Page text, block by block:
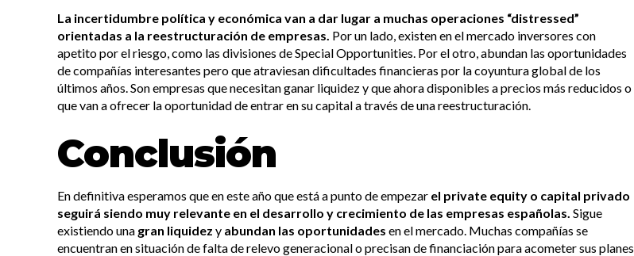
La incertidumbre política y económica van a dar lugar a muchas operaciones “distressed”
orientadas a la reestructuración de empresas. Por un lado, existen en el mercado inversores con
apetito por el riesgo, como las divisiones de Special Opportunities. Por el otro, abundan las oportunidades
de compañías interesantes pero que atraviesan dificultades financieras por la coyuntura global de los
últimos años. Son empresas que necesitan ganar liquidez y que ahora disponibles a precios más reducidos o
que van a ofrecer la oportunidad de entrar en su capital a través de una reestructuración.
Conclusión
En definitiva esperamos que en este año que está a punto de empezar el private equity o capital privado
seguirá siendo muy relevante en el desarrollo y crecimiento de las empresas españolas. Sigue
existiendo una gran liquidez y abundan las oportunidades en el mercado. Muchas compañías se
encuentran en situación de falta de relevo generacional o precisan de financiación para acometer sus planes